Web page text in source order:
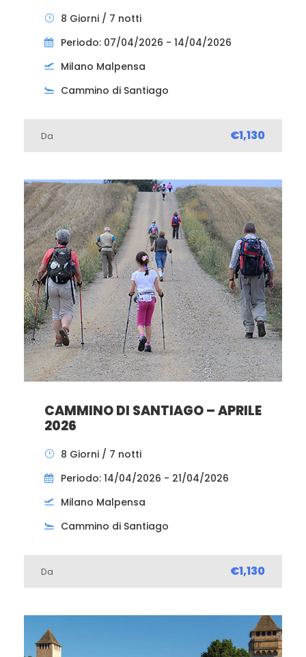
8 Giorni / 7 notti
Periodo: 07/04/2026 - 14/04/2026
Milano Malpensa
Cammino di Santiago
Da €1,130
CAMMINO DI SANTIAGO – APRILE
2026
8 Giorni / 7 notti
Periodo: 14/04/2026 - 21/04/2026
Milano Malpensa
Cammino di Santiago
Da €1,130